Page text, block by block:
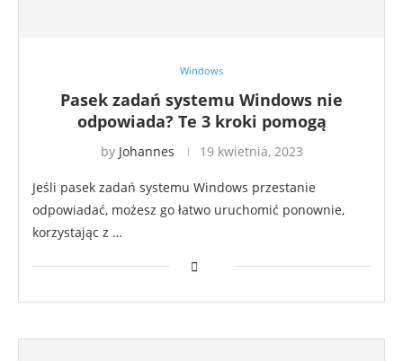
Windows
Pasek zadań systemu Windows nie
odpowiada? Te 3 kroki pomogą
by Johannes 19 kwietnia, 2023
Jeśli pasek zadań systemu Windows przestanie
odpowiadać, możesz go łatwo uruchomić ponownie,
korzystając z …